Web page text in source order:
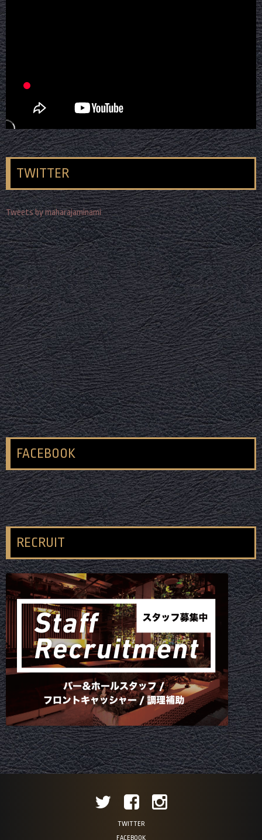
TWITTER
Tweets by maharajaminami
FACEBOOK
RECRUIT
TWITTER
FACEBOOK